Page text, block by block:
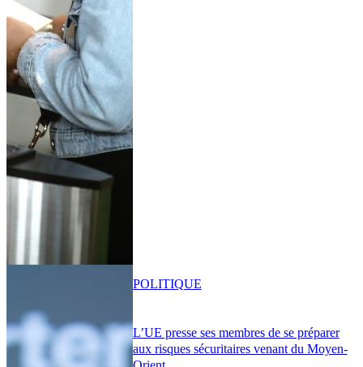
L’UE presse ses membres de se préparer
aux risques sécuritaires venant du Moyen-
POLITIQUE